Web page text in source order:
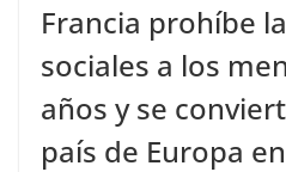
Francia prohíbe
sociales a los
años y se
país de Europa